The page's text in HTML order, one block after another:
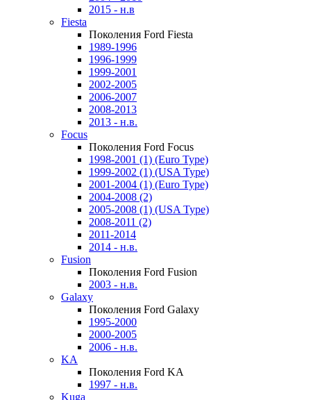
2015 - н.в
Fiesta
Поколения Ford Fiesta
1989-1996
1996-1999
1999-2001
2002-2005
2006-2007
2008-2013
2013 - н.в.
Focus
Поколения Ford Focus
1998-2001 (1) (Euro Type)
1999-2002 (1) (USA Type)
2001-2004 (1) (Euro Type)
2004-2008 (2)
2005-2008 (1) (USA Type)
2008-2011 (2)
2011-2014
2014 - н.в.
Fusion
Поколения Ford Fusion
2003 - н.в.
Galaxy
Поколения Ford Galaxy
1995-2000
2000-2005
2006 - н.в.
KA
Поколения Ford KA
1997 - н.в.
Kuga